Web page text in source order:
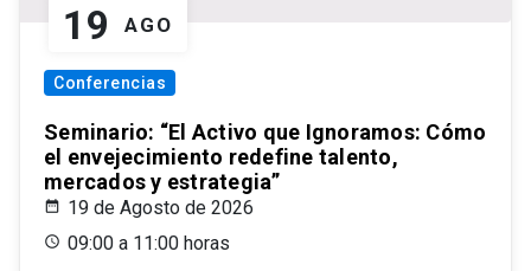
19 AGO
Conferencias
Seminario: “El Activo que Ignoramos: Cómo
el envejecimiento redefine talento,
mercados y estrategia”
19 de Agosto de 2026
09:00 a 11:00 horas